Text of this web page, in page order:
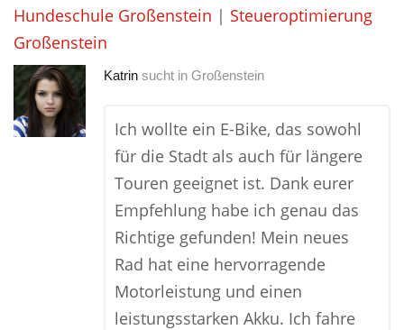
Hundeschule Großenstein | Steueroptimierung
Großenstein
Katrin sucht in Großenstein
Ich wollte ein E-Bike, das sowohl
für die Stadt als auch für längere
Touren geeignet ist. Dank eurer
Empfehlung habe ich genau das
Richtige gefunden! Mein neues
Rad hat eine hervorragende
Motorleistung und einen
leistungsstarken Akku. Ich fahre